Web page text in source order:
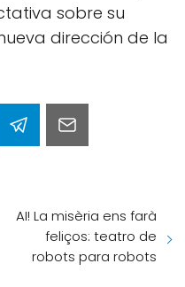
sobre su
dirección de la
AI! La misèria ens farà
feliços: teatro de
robots para robots